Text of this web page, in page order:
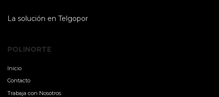
La solución en Telgopor
POLINORTE
Inicio
Contacto
Trabaja con Nosotros